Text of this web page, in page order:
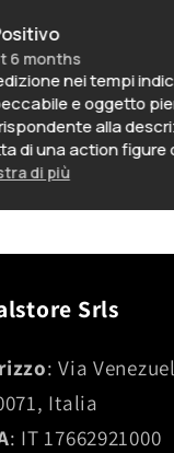
months
nei tempi
e oggetto
alla
una action figure
ancora
ben fatto, lo
realizzazioni di
di più
Srls
: Via
Italia
: IT 17662921000